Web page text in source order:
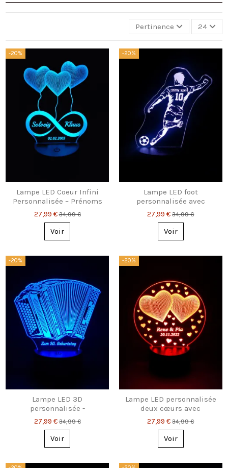
Pertinence 24
-20%
Lampe LED Coeur Infini
Personnalisée – Prénoms
& Date
27,99 €34,99 €
Voir
-20%
Lampe LED foot
personnalisée avec
prénom et numéro
27,99 €34,99 €
Voir
-20%
Lampe LED 3D
personnalisée -
Accordéon - Cadeau pour
les joueurs d'accordéon
27,99 €34,99 €
Voir
-20%
Lampe LED personnalisée
deux cœurs avec
prénoms & date – cadeau
romantique
27,99 €34,99 €
Voir